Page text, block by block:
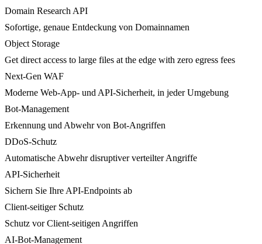
Domain Research API
Sofortige, genaue Entdeckung von Domainnamen
Object Storage
Get direct access to large files at the edge with zero egress fees
Next-Gen WAF
Moderne Web-App- und API-Sicherheit, in jeder Umgebung
Bot-Management
Erkennung und Abwehr von Bot-Angriffen
DDoS-Schutz
Automatische Abwehr disruptiver verteilter Angriffe
API-Sicherheit
Sichern Sie Ihre API-Endpoints ab
Client-seitiger Schutz
Schutz vor Client-seitigen Angriffen
AI-Bot-Management